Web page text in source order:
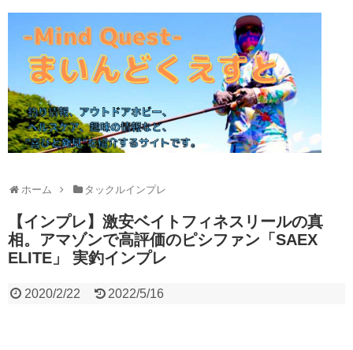
ホーム タックルインプレ
【インプレ】激安ベイトフィネスリールの真
相。アマゾンで高評価のピシファン「SAEX
ELITE」 実釣インプレ
2020/2/22 2022/5/16